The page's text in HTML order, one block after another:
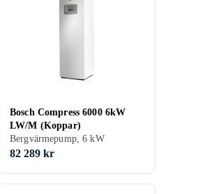
Bosch Compress 6000 6kW
LW/M (Koppar)
Bergvärmepump, 6 kW
82 289 kr